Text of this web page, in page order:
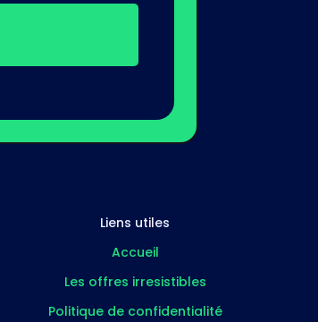
Liens utiles
Accueil
Les offres irresistibles
Politique de confidentialité